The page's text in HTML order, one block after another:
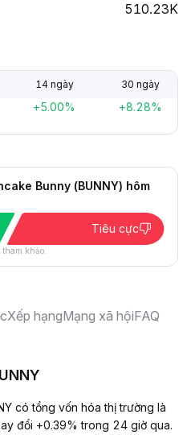
510.23K
14 ngày 30 ngày
+5.00% +8.28%
Bunny (BUNNY) hôm
Tiêu cực
khảo.
Xếp hạngMạng xã hộiFAQ
có tổng vốn hóa thị trường là
đổi +0.39% trong 24 giờ qua.